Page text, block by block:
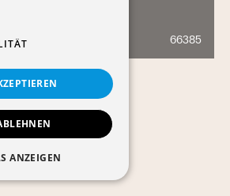
66385
ANZEIGEN